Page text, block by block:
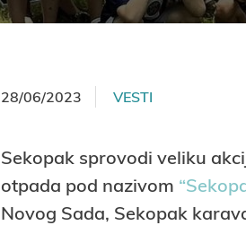
28/06/2023 VESTI
Sekopak sprovodi veliku
otpada pod nazivom
Novog Sada, Sekopak